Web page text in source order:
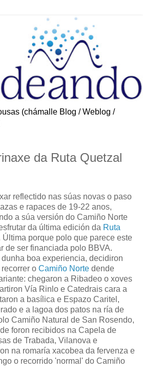
(chámalle Blog / Weblog /
da Ruta Quetzal
reflectido nas súas novas o paso
e rapaces de 19-22 anos,
a súa versión do Camiño Norte
da última edición da Ruta
Última porque polo que parece este
de ser financiada polo BBVA.
boa experiencia, decidiron
o Camiño Norte dende
chegaron a Ribadeo o xoves
Vía Rinlo e Catedrais cara a
a basílica e Espazo Caritel,
e a lagoa dos patos na ría de
Camiño Natural de San Rosendo,
foron recibidos na Capela de
de Trabada, Vilanova e
na romaría xacobea da fervenza e
o recorrido 'normal' do Camiño